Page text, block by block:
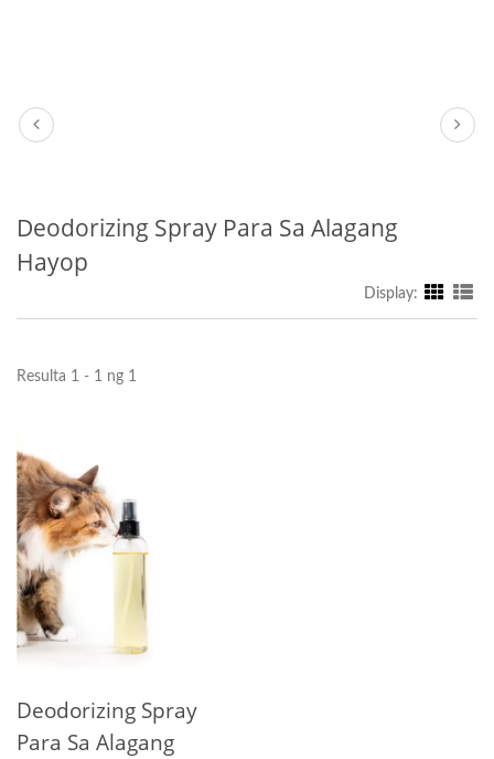
Deodorizing Spray Para Sa Alagang
Hayop
Display:
Resulta 1 - 1 ng 1
Deodorizing Spray
Para Sa Alagang